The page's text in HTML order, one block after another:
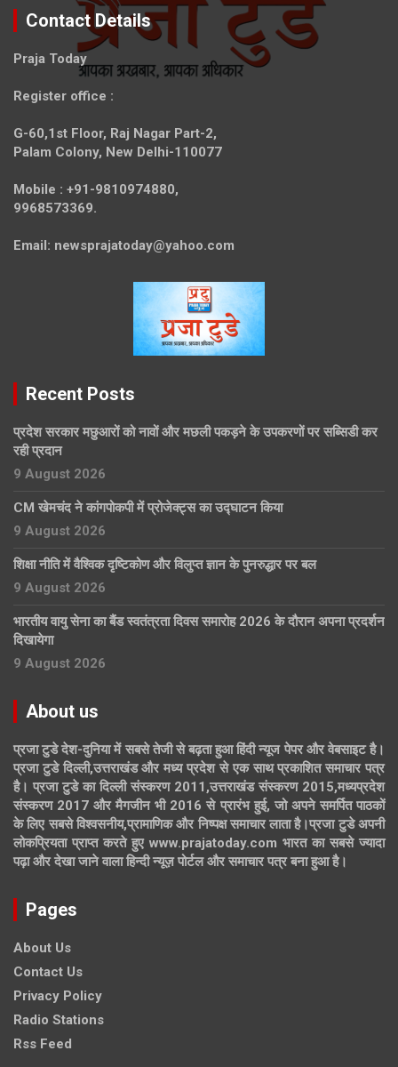
Contact Details
Praja Today
Register office :
G-60,1st Floor, Raj Nagar Part-2,
Palam Colony, New Delhi-110077
Mobile : +91-9810974880,
9968573369.
Email: newsprajatoday@yahoo.com
Recent Posts
प्रदेश सरकार मछुआरों को नावों और मछली पकड़ने के उपकरणों पर सब्सिडी कर
रही प्रदान
9 August 2026
CM खेमचंद ने कांगपोकपी में प्रोजेक्ट्स का उद्घाटन किया
9 August 2026
शिक्षा नीति में वैश्विक दृष्टिकोण और विलुप्त ज्ञान के पुनरुद्धार पर बल
9 August 2026
भारतीय वायु सेना का बैंड स्वतंत्रता दिवस समारोह 2026 के दौरान अपना प्रदर्शन
दिखायेगा
9 August 2026
About us
प्रजा टुडे देश-दुनिया में सबसे तेजी से बढ़ता हुआ हिंदी न्यूज पेपर और वेबसाइट है।
प्रजा टुडे दिल्ली,उत्तराखंड और मध्य प्रदेश से एक साथ प्रकाशित समाचार पत्र
है। प्रजा टुडे का दिल्ली संस्करण 2011,उत्तराखंड संस्करण 2015,मध्यप्रदेश
संस्करण 2017 और मैगजीन भी 2016 से प्रारंभ हुई, जो अपने समर्पित पाठकों
के लिए सबसे विश्वसनीय,प्रामाणिक और निष्पक्ष समाचार लाता है।प्रजा टुडे अपनी
लोकप्रियता प्राप्त करते हुए www.prajatoday.com भारत का सबसे ज्यादा
पढ़ा और देखा जाने वाला हिन्दी न्यूज़ पोर्टल और समाचार पत्र बना हुआ है।
Pages
About Us
Contact Us
Privacy Policy
Radio Stations
Rss Feed